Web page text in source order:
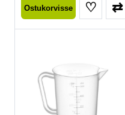
Ostukorvisse ♡ ⇄